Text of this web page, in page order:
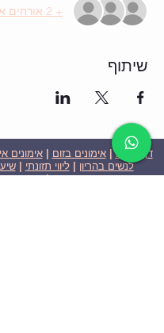
+ 2 אורחים אחרים
שיתוף
דף הבית|אימונים בזום |אימונים
לנשים בהריון |ליווי תזונתי |
שבועית-אימונים בזום|תוכניות